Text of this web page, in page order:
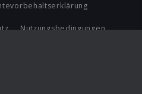
Nutzungsbedingungen